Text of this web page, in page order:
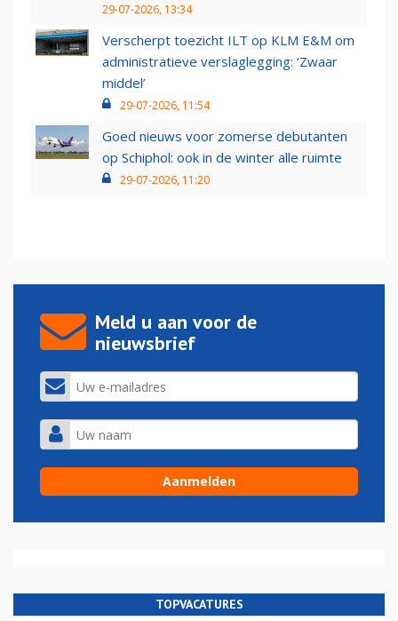
29-07-2026, 13:34
Verscherpt toezicht ILT op KLM E&M om
administratieve verslaglegging: ‘Zwaar
middel’
29-07-2026, 11:54
Goed nieuws voor zomerse debutanten
op Schiphol: ook in de winter alle ruimte
29-07-2026, 11:20
Meld u aan voor de
nieuwsbrief
TOPVACATURES